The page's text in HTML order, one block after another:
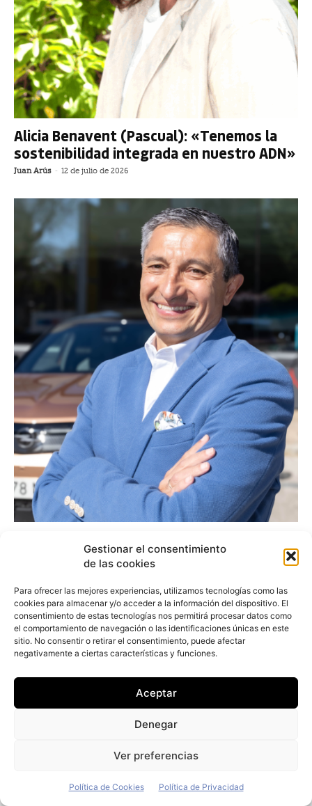
Gestionar el consentimiento
de las cookies
Para ofrecer las mejores experiencias, utilizamos tecnologías como las
cookies para almacenar y/o acceder a la información del dispositivo. El
consentimiento de estas tecnologías nos permitirá procesar datos como
el comportamiento de navegación o las identificaciones únicas en este
sitio. No consentir o retirar el consentimiento, puede afectar
negativamente a ciertas características y funciones.
Aceptar
Denegar
Ver preferencias
Política de Cookies Política de Privacidad
Alicia Benavent (Pascual): «Tenemos la
sostenibilidad integrada en nuestro ADN»
Juan Arús - 12 de julio de 2026
trabajando en más incentivos fiscales
para el eléctrico de empresas»
Redacción - 7 de junio de 2026